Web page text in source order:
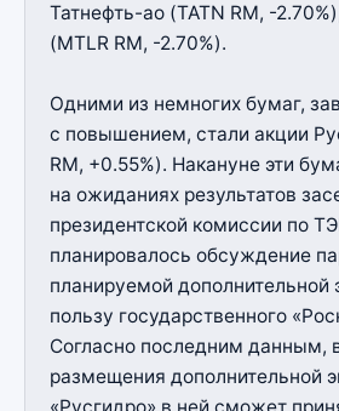
Татнефть-ао (TATN RM, -
(MTLR RM, -2.70%).
Одними из немногих бумаг,
с повышением, стали акции
RM, +0.55%). Накануне эти
на ожиданиях результатов
президентской комиссии по
планировалось обсуждение
планируемой дополнительной
пользу государственного
Согласно последним данным,
размещения дополнительной